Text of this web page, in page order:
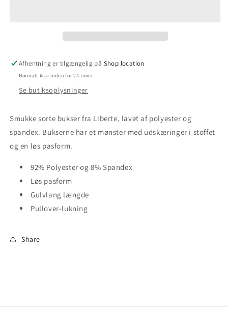
Afhentning er tilgængelig på Shop location
Normalt klar inden for 24 timer
Se butiksoplysninger
Smukke sorte bukser fra Liberte, lavet af polyester og
spandex. Bukserne har et mønster med udskæringer i stoffet
og en løs pasform.
92% Polyester og 8% Spandex
Løs pasform
Gulvlang længde
Pullover-lukning
Share